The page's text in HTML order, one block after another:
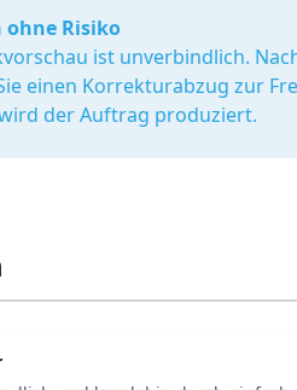
ohne Risiko
ist unverbindlich.
einen Korrekturabzug zur
der Auftrag produziert.